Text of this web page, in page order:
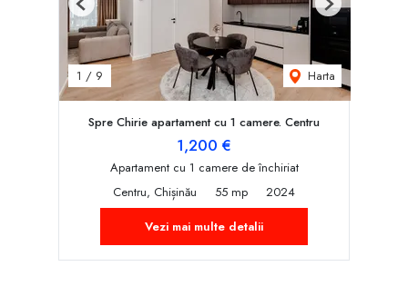
1 / 9 Harta
Previous Next
Spre Chirie apartament cu 1 camere. Centru
1,200 €
Apartament cu 1 camere de închiriat
Centru, Chișinău
55 mp
2024
Vezi mai multe detalii